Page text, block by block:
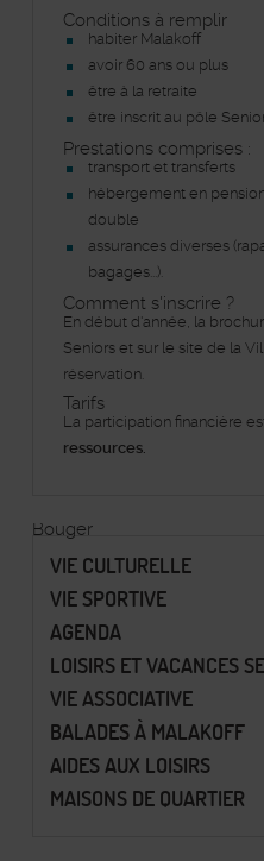
Conditions à remplir
habiter Malakoff
avoir 60 ans ou plus
être à la retraite
être inscrit au pôle
Prestations comprises :
transport et transferts
hébergement en
double
assurances diverses
bagages...).
Comment s'inscrire ?
En début d'année, la
Seniors et sur le site de la
réservation.
Tarifs
La participation financière
ressources.
Bouger
VIE CULTURELLE
VIE SPORTIVE
AGENDA
LOISIRS ET VACANCES
VIE ASSOCIATIVE
BALADES À MALAKOFF
AIDES AUX LOISIRS
MAISONS DE QUARTIER